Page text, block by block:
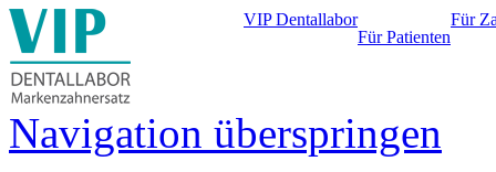
Navigation überspringen
VIP Dentallabor
Für Patienten
Für